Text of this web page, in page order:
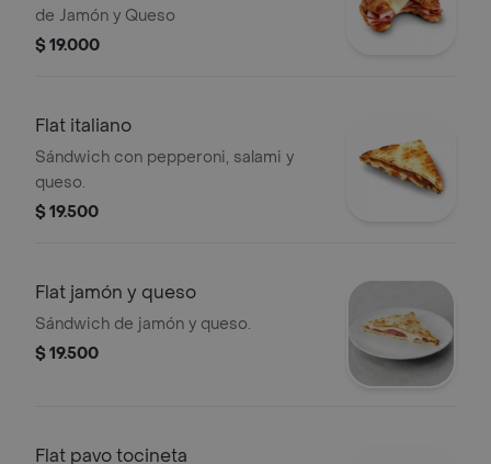
de Jamón y Queso
$ 19.000
Flat italiano
Sándwich con pepperoni, salami y
queso.
$ 19.500
Flat jamón y queso
Sándwich de jamón y queso.
$ 19.500
Flat pavo tocineta